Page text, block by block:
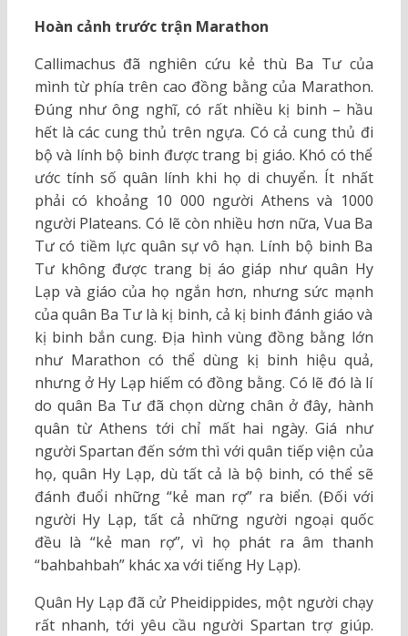
Hoàn cảnh trước trận Marathon
Callimachus đã nghiên cứu kẻ thù Ba Tư của
mình từ phía trên cao đồng bằng của Marathon.
Đúng như ông nghĩ, có rất nhiều kị binh – hầu
hết là các cung thủ trên ngựa. Có cả cung thủ đi
bộ và lính bộ binh được trang bị giáo. Khó có thể
ước tính số quân lính khi họ di chuyển. Ít nhất
phải có khoảng 10 000 người Athens và 1000
người Plateans. Có lẽ còn nhiều hơn nữa, Vua Ba
Tư có tiềm lực quân sự vô hạn. Lính bộ binh Ba
Tư không được trang bị áo giáp như quân Hy
Lạp và giáo của họ ngắn hơn, nhưng sức mạnh
của quân Ba Tư là kị binh, cả kị binh đánh giáo và
kị binh bắn cung. Địa hình vùng đồng bằng lớn
như Marathon có thể dùng kị binh hiệu quả,
nhưng ở Hy Lạp hiếm có đồng bằng. Có lẽ đó là lí
do quân Ba Tư đã chọn dừng chân ở đây, hành
quân từ Athens tới chỉ mất hai ngày. Giá như
người Spartan đến sớm thì với quân tiếp viện của
họ, quân Hy Lạp, dù tất cả là bộ binh, có thể sẽ
đánh đuổi những “kẻ man rợ” ra biển. (Đối với
người Hy Lạp, tất cả những người ngoại quốc
đều là “kẻ man rợ”, vì họ phát ra âm thanh
“bahbahbah” khác xa với tiếng Hy Lạp).
Quân Hy Lạp đã cử Pheidippides, một người chạy
rất nhanh, tới yêu cầu người Spartan trợ giúp.